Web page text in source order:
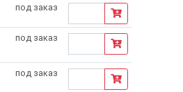
под заказ
под заказ
под заказ